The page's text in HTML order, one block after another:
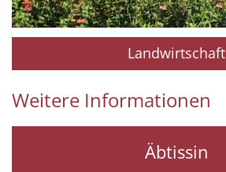
Landwirtschaft
Weitere Informationen
Äbtissin